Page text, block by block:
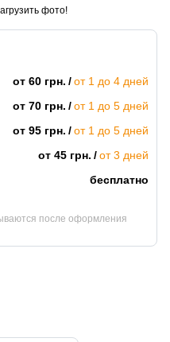
от 60 грн.
от 1 до 4 дней
от 70 грн.
от 1 до 5 дней
от 95 грн.
от 1 до 5 дней
от 45 грн.
от 3 дней
бесплатно
после оформления
фото!